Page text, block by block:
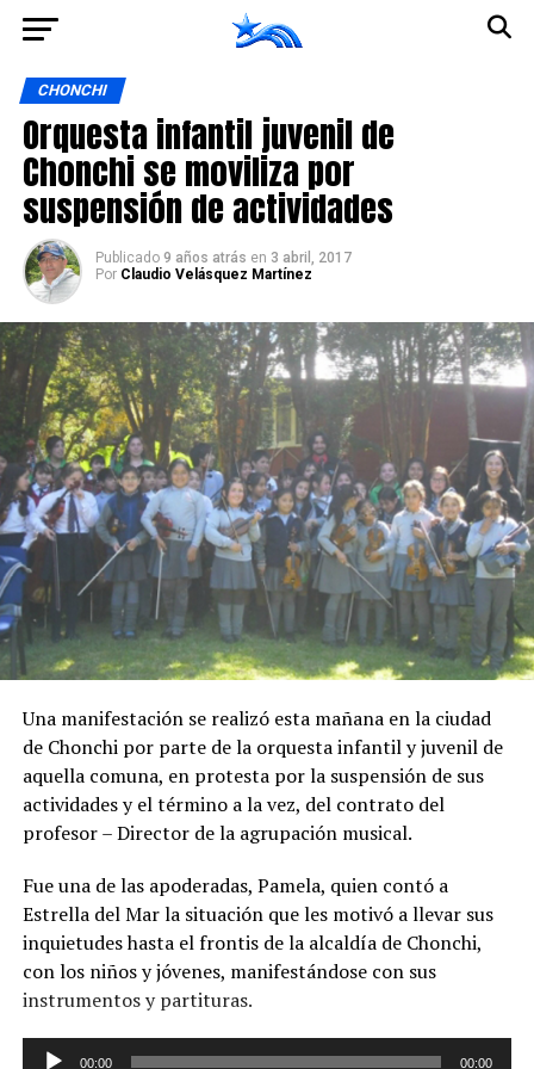
CHONCHI
Orquesta infantil juvenil de
Chonchi se moviliza por
suspensión de actividades
Publicado 9 años atrás en 3 abril, 2017
Por Claudio Velásquez Martínez
Una manifestación se realizó esta mañana en la ciudad
de Chonchi por parte de la orquesta infantil y juvenil de
aquella comuna, en protesta por la suspensión de sus
actividades y el término a la vez, del contrato del
profesor – Director de la agrupación musical.
Fue una de las apoderadas, Pamela, quien contó a
Estrella del Mar la situación que les motivó a llevar sus
inquietudes hasta el frontis de la alcaldía de Chonchi,
con los niños y jóvenes, manifestándose con sus
instrumentos y partituras.
Reproductor
00:00 00:00
Ir a la versión móvil